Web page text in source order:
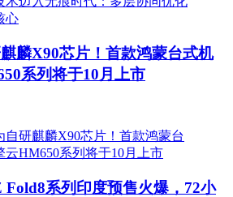
麟X90芯片！首款鸿蒙台式机
系列将于10月上市
Fold8系列印度预售火爆，72小